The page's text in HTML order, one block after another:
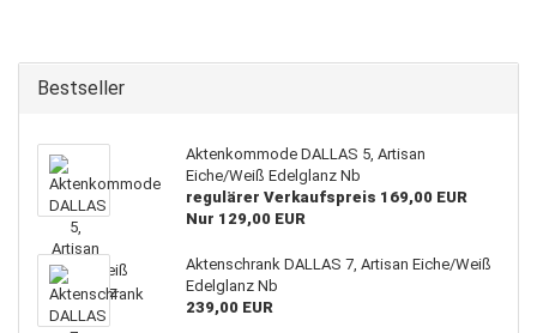
Bestseller
Aktenkommode DALLAS 5, Artisan
Eiche/Weiß Edelglanz Nb
regulärer Verkaufspreis 169,00 EUR
Nur 129,00 EUR
Aktenschrank DALLAS 7, Artisan Eiche/Weiß
Edelglanz Nb
239,00 EUR